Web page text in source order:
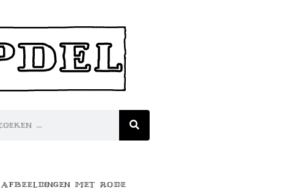
Afbeeldingen met rode